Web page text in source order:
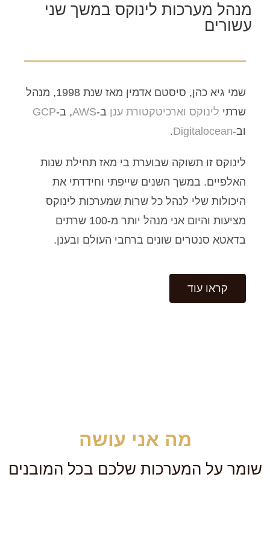
מנהל מערכות לינוקס במשך שני
עשורים
שמי גיא כהן, סיסטם אדמין מאז שנת 1998, מנהל
שרתי לינוקס וארכיטקטורת ענן ב-AWS, ב-GCP
וב-Digitalocean
.
לינוקס זו תשוקה שבוערת בי מאז תחילת שנות
האלפיים. במשך השנים שייפתי וחידדתי את
היכולות שלי לנהל כל שרות שמערכות לינוקס
מציעות והיום אני מנהל יותר מ-100 שרתים
בדאטא סנטרים שונים ברחבי העולם ובענן.
קראו עוד
מה אני עושה
שומר על המערכות שלכם בכל המובנים